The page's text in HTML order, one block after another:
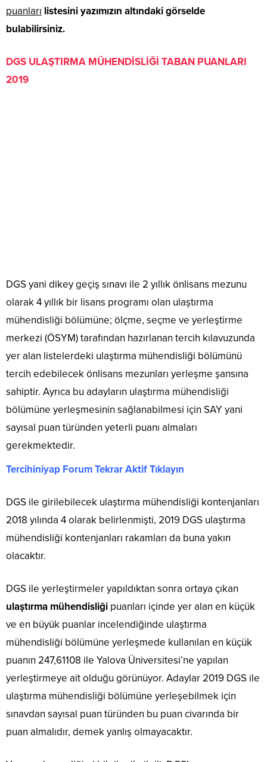
puanları listesini yazımızın altındaki görselde
bulabilirsiniz.
DGS ULAŞTIRMA MÜHENDİSLİĞİ TABAN PUANLARI
2019
DGS yani dikey geçiş sınavı ile 2 yıllık önlisans mezunu
olarak 4 yıllık bir lisans programı olan ulaştırma
mühendisliği bölümüne; ölçme, seçme ve yerleştirme
merkezi (ÖSYM) tarafından hazırlanan tercih kılavuzunda
yer alan listelerdeki ulaştırma mühendisliği bölümünü
tercih edebilecek önlisans mezunları yerleşme şansına
sahiptir. Ayrıca bu adayların ulaştırma mühendisliği
bölümüne yerleşmesinin sağlanabilmesi için SAY yani
sayısal puan türünden yeterli puanı almaları
gerekmektedir.
Tercihiniyap Forum Tekrar Aktif Tıklayın
DGS ile girilebilecek ulaştırma mühendisliği kontenjanları
2018 yılında 4 olarak belirlenmişti, 2019 DGS ulaştırma
mühendisliği kontenjanları rakamları da buna yakın
olacaktır.
DGS ile yerleştirmeler yapıldıktan sonra ortaya çıkan
ulaştırma mühendisliği puanları içinde yer alan en küçük
ve en büyük puanlar incelendiğinde ulaştırma
mühendisliği bölümüne yerleşmede kullanılan en küçük
puanın 247,61108 ile Yalova Üniversitesi’ne yapılan
yerleştirmeye ait olduğu görünüyor. Adaylar 2019 DGS ile
ulaştırma mühendisliği bölümüne yerleşebilmek için
sınavdan sayısal puan türünden bu puan civarında bir
puan almalıdır, demek yanlış olmayacaktır.